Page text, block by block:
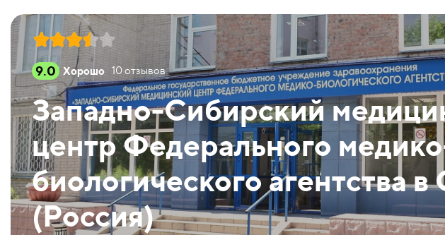
9.0 Хорошо 10отзывов
Западно-Сибирский
центр Федерального
биологического агентства
(Россия)